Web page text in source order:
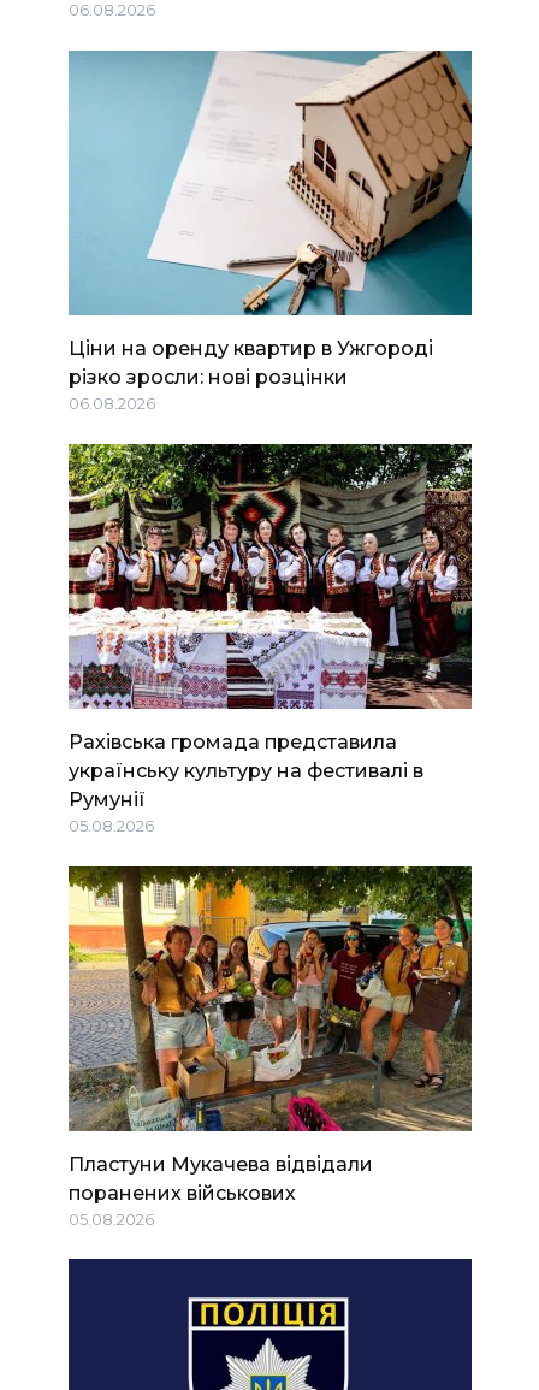
06.08.2026
Ціни на оренду квартир в Ужгороді
різко зросли: нові розцінки
06.08.2026
Рахівська громада представила
українську культуру на фестивалі в
Румунії
05.08.2026
Пластуни Мукачева відвідали
поранених військових
05.08.2026